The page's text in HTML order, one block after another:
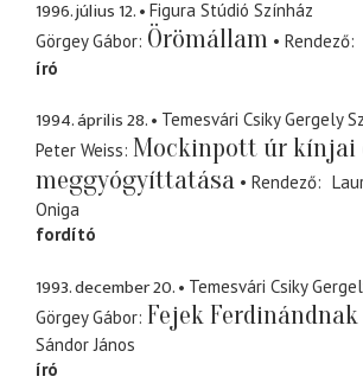
1996. július 12.
Figura Stúdió Színház
Görgey Gábor Örömállam Rendező
író
1994. április 28.
Temesvári Csiky Gergely
Peter Weiss Mockinpott úr kínjai
meggyógyíttatása
Rendező
Oniga
fordító
1993. december 20.
Temesvári Csiky
Görgey Gábor Fejek Ferdinándnak
Sándor János
író